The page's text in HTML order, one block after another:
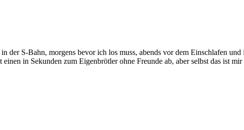
der S-Bahn, morgens bevor ich los muss, abends vor dem Einschlafen
in Sekunden zum Eigenbrötler ohne Freunde ab, aber selbst das ist